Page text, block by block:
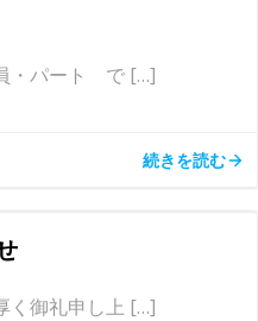
・パート で […]
続きを読む
く御礼申し上 […]